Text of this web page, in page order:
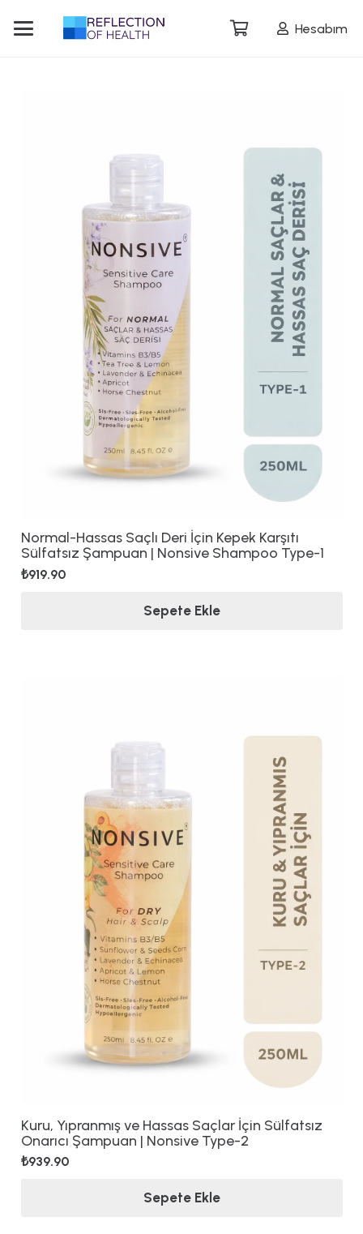
Hesabım
Normal-Hassas Saçlı Deri İçin Kepek Karşıtı
Sülfatsız Şampuan | Nonsive Shampoo Type-1
₺919.90
Sepete Ekle
Kuru, Yıpranmış ve Hassas Saçlar İçin Sülfatsız
Onarıcı Şampuan | Nonsive Type-2
₺939.90
Sepete Ekle